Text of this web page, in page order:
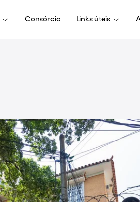
Consórcio Links úteis